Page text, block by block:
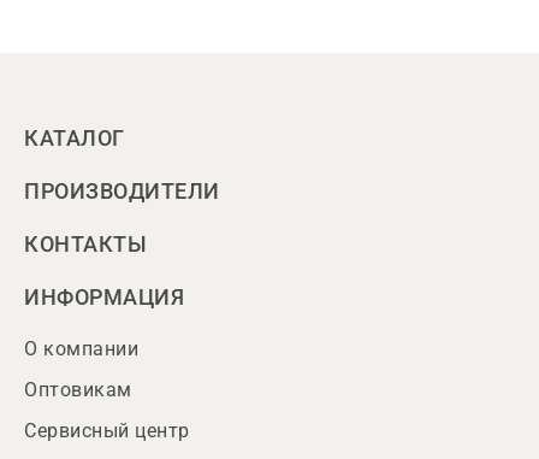
КАТАЛОГ
ПРОИЗВОДИТЕЛИ
КОНТАКТЫ
ИНФОРМАЦИЯ
О компании
Оптовикам
Сервисный центр